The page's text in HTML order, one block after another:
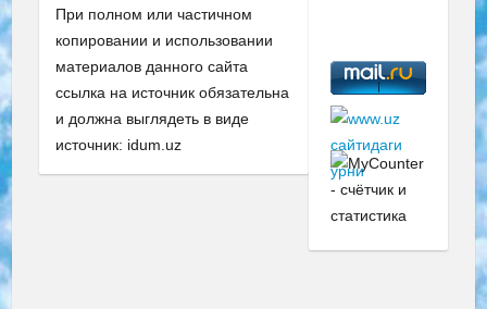
При полном или частичном
копировании и использовании
материалов данного сайта
ссылка на источник обязательна
и должна выглядеть в виде
источник: idum.uz